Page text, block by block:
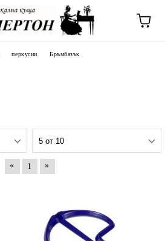
перкусии Бръмбазък
« 1 »